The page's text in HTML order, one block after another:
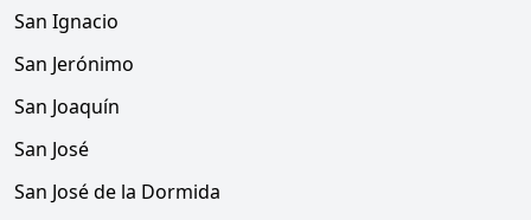
San Ignacio
San Jerónimo
San Joaquín
San José
San José de la Dormida